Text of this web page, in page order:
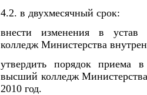
4.2. в двухмесячный срок:
внести изменения в устав
колледж Министерства
утвердить порядок приема
высший колледж
2010 год.